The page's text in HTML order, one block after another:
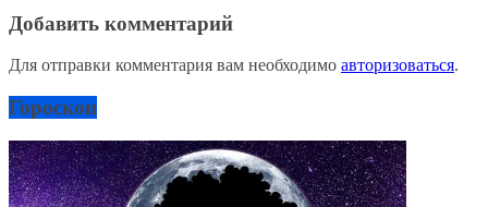
Добавить комментарий
Для отправки комментария вам необходимо авторизоваться.
Гороскоп